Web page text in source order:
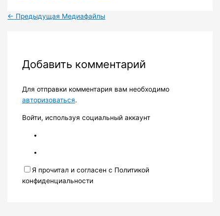
← Предыдущая Медиафайлы
Добавить комментарий
Для отправки комментария вам необходимо
авторизоваться.
Войти, используя социальный аккаунт
Я прочитал и согласен с Политикой
конфиденциальности